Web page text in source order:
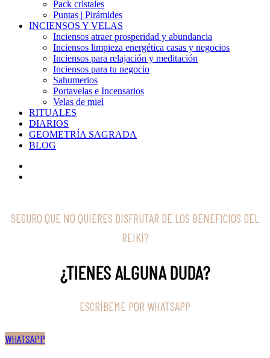
Pack cristales
Puntas | Pirámides
INCIENSOS Y VELAS
Inciensos atraer prosperidad y abundancia
Inciensos limpieza energética casas y negocios
Inciensos para relajación y meditación
Inciensos para tu negocio
Sahumerios
Portavelas e Incensarios
Velas de miel
RITUALES
DIARIOS
GEOMETRÍA SAGRADA
BLOG
SEGURO QUE NO QUIERES DISFRUTAR DE LOS BENEFICIOS DEL
REIKI?
¿TIENES ALGUNA DUDA?
ESCRÍBEME POR WHATSAPP
WHATSAPP